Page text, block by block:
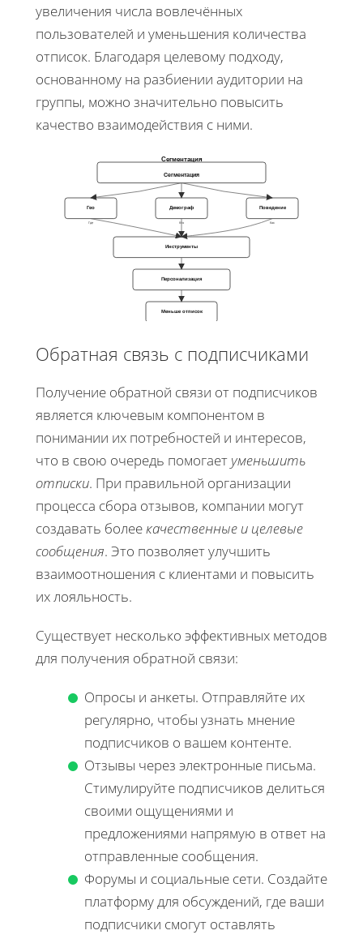
увеличения числа вовлечённых
пользователей и уменьшения количества
отписок. Благодаря целевому подходу,
основанному на разбиении аудитории на
группы, можно значительно повысить
качество взаимодействия с ними.
Сегментация
Сегментация
Гео Демограф Поведение
Инструменты
Персонализация
Меньше отписок
Где Кто Как
Обратная связь с подписчиками
Получение обратной связи от подписчиков
является ключевым компонентом в
понимании их потребностей и интересов,
что в свою очередь помогает уменьшить
отписки. При правильной организации
процесса сбора отзывов, компании могут
создавать болеекачественные и целевые
сообщения. Это позволяет улучшить
взаимоотношения с клиентами и повысить
их лояльность.
Существует несколько эффективных методов
для получения обратной связи:
Опросы и анкеты. Отправляйте их
регулярно, чтобы узнать мнение
подписчиков о вашем контенте.
Отзывы через электронные письма.
Стимулируйте подписчиков делиться
своими ощущениями и
предложениями напрямую в ответ на
отправленные сообщения.
Форумы и социальные сети. Создайте
платформу для обсуждений, где ваши
подписчики смогут оставлять